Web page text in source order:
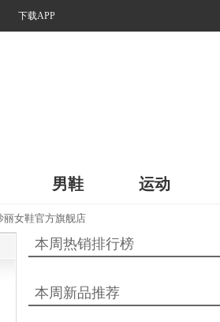
下载APP
男鞋 运动
丽女鞋官方旗舰店
本周热销排行榜
本周新品推荐